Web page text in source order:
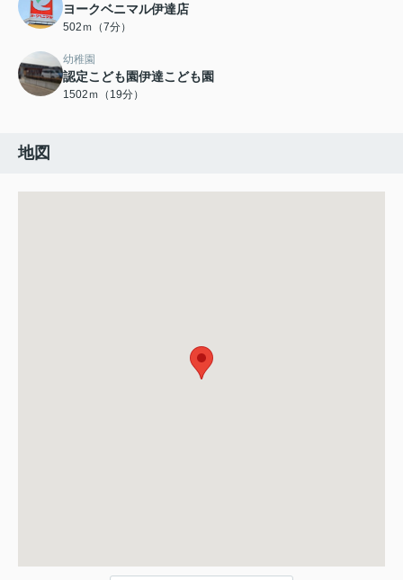
ヨークベニマル伊達店
502ｍ（7分）
幼稚園
認定こども園伊達こども園
1502ｍ（19分）
地図